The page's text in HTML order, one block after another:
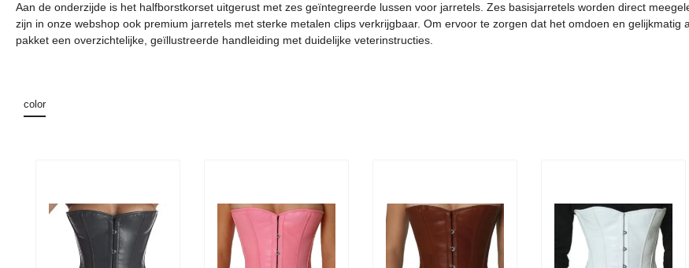
Aan de onderzijde is het halfborstkorset uitgerust met zes geïntegreerde lussen voor jarretels. Zes basisjarretels worden direct
zijn in onze webshop ook premium jarretels met sterke metalen clips verkrijgbaar. Om ervoor te zorgen dat het omdoen en
pakket een overzichtelijke, geïllustreerde handleiding met duidelijke veterinstructies.
color